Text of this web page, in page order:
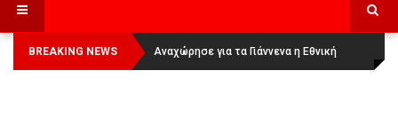
BREAKING NEWS
Οι Πάνθηρες Καβάλας στην Women
Basketball League 1
Αναχώρησε για τα Γιάννενα η Εθνική
Γυναικών: